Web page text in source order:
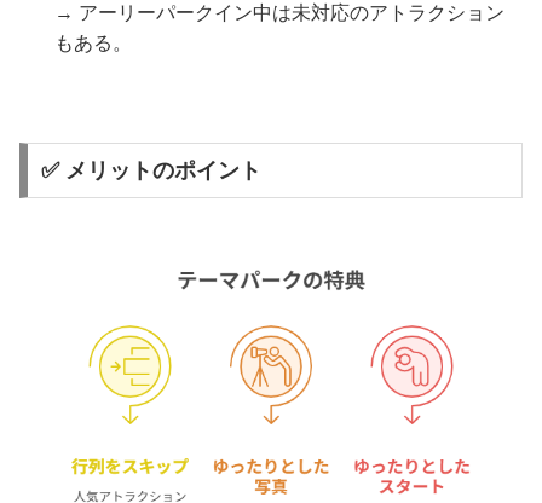
→ アーリーパークイン中は未対応のアトラクション
もある。
✅ メリットのポイント